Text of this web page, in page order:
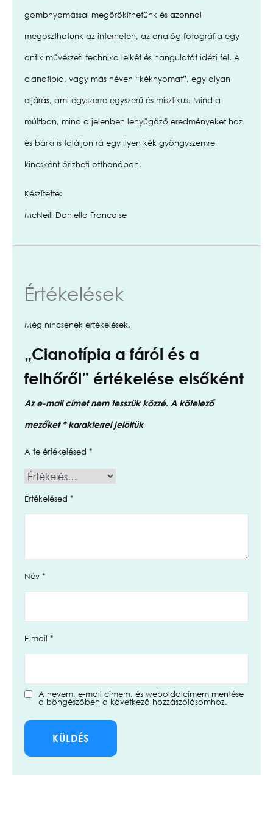
gombnyomással megörökíthetünk és azonnal
megoszthatunk az interneten, az analóg fotográfia egy
antik művészeti technika lelkét és hangulatát idézi fel. A
cianotípia, vagy más néven “kéknyomat”, egy olyan
eljárás, ami egyszerre egyszerű és misztikus. Mind a
múltban, mind a jelenben lenyűgöző eredményeket hoz
és bárki is találjon rá egy ilyen kék gyöngyszemre,
kincsként őrizheti otthonában.
Készítette:
McNeill Daniella Francoise
Értékelések
Még nincsenek értékelések.
„Cianotípia a fáról és a
felhőről” értékelése elsőként
Az e-mail címet nem tesszük közzé. A kötelező
mezőket *karakterrel jelöltük
A te értékelésed *
Értékelésed *
Név *
E-mail *
A nevem, e-mail címem, és weboldalcímem mentése
a böngészőben a következő hozzászólásomhoz.